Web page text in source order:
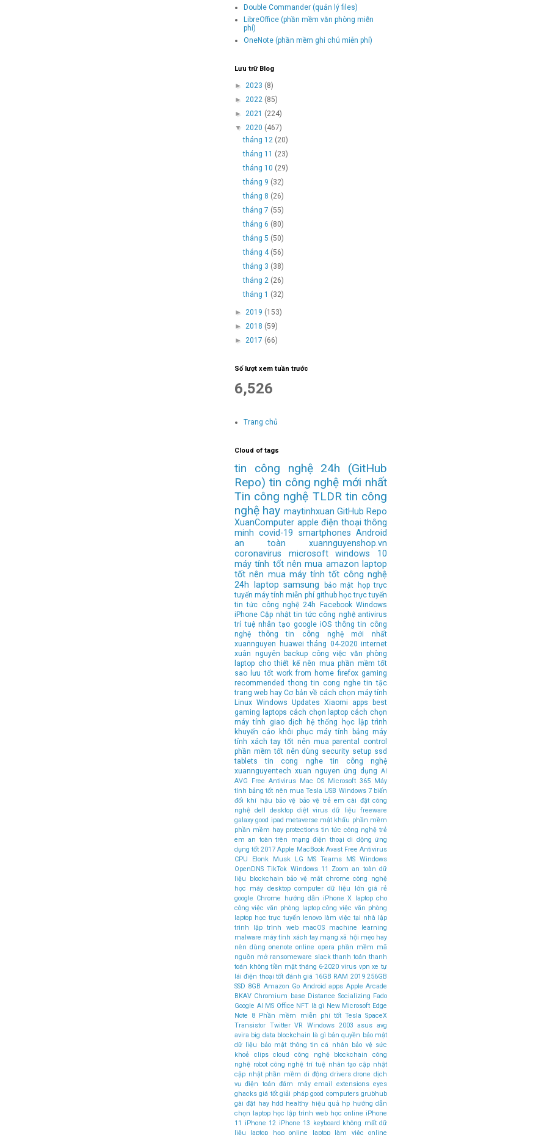
Double Commander (quản lý files)
LibreOffice (phần mềm văn phòng miễn
phí)
OneNote (phần mềm ghi chú miễn phí)
Lưu trữ Blog
► 2023 (8)
► 2022 (85)
► 2021 (224)
▼ 2020 (467)
tháng 12 (20)
tháng 11 (23)
tháng 10 (29)
tháng 9 (32)
tháng 8 (26)
tháng 7 (55)
tháng 6 (80)
tháng 5 (50)
tháng 4 (56)
tháng 3 (38)
tháng 2 (26)
tháng 1 (32)
► 2019 (153)
► 2018 (59)
► 2017 (66)
Số lượt xem tuần trước
6,526
Trang chủ
Cloud of tags
tin công nghệ 24h
(GitHub
Repo) tin công nghệ mới nhất
Tin công nghệ TLDR tin công
nghệ hay maytinhxuan GitHub Repo
XuanComputer apple điện thoại thông
minh covid-19 smartphones Android
an toàn
xuannguyenshop.vn
coronavirus
microsoft
windows 10
máy tính tốt nên mua amazon laptop
tốt nên mua máy tính tốt công nghệ
24h
laptop samsung bảo mật
họp trực
tuyến máy tính miễn phí github học trực tuyến
tin tức công nghệ 24h Facebook Windows
iPhone Cập nhật tin tức công nghệ antivirus
trí tuệ nhân tạo google iOS thông tin công
nghệ
thông tin công nghệ mới nhất
xuannguyen
huawei tháng 04-2020 internet
xuân nguyên
backup công việc văn phòng
laptop cho thiết kế nên mua phần mềm tốt
sao lưu tốt work from home firefox gaming
recommended thong tin cong nghe tin tặc
trang web hay Cơ bản về cách chọn máy tính
Linux Windows Updates Xiaomi apps
best
gaming laptops cách chọn laptop cách chọn
máy tính
giao dịch hệ thống
học lập trình
khuyến cáo
khôi phục máy tính bảng máy
tính xách tay tốt nên mua parental control
phần mềm tốt nên dùng security setup ssd
tablets
tin cong nghe
tin công nghệ
xuannguyentech xuan nguyen ứng dụng AI
AVG Free Antivirus Mac OS Microsoft 365 Máy
tính bảng tốt nên mua Tesla USB Windows 7 biến
đổi khí hậu bảo vệ bảo vệ trẻ em cài đặt công
nghệ dell desktop diệt virus dữ liệu
freeware
galaxy good ipad metaverse mật khẩu phần mềm
phần mềm hay protections tin tức công nghệ trẻ
em an toàn trên mạng điện thoại di dộng ứng
dụng tốt 2017 Apple MacBook Avast Free Antivirus
CPU
Elonk Musk LG MS Teams
MS Windows
OpenDNS TikTok Windows 11 Zoom an toàn dữ
liệu
blockchain bảo vệ mắt chrome công nghệ
học máy desktop computer dữ liệu lớn giá rẻ
google Chrome
hướng dẫn iPhone X laptop cho
công việc văn phòng laptop công việc văn phòng
laptop học trực tuyến lenovo làm việc tại nhà lập
trình
lập trình web macOS
machine learning
malware máy tính xách tay mạng xã hội mẹo hay
nên dùng onenote online opera phần mềm mã
nguồn mở ransomeware slack thanh toán thanh
toán không tiền mặt tháng 6-2020 virus vpn xe tự
lái điện thoại tốt đánh giá 16GB RAM 2019 256GB
SSD 8GB Amazon Go Android apps Apple Arcade
BKAV Chromium base Distance Socializing Fado
Google AI MS Office NFT là gì New Microsoft Edge
Note 8 Phần mềm miễn phí tốt Tesla SpaceX
Transistor Twitter VR Windows 2003 asus avg
avira big data blockchain là gì bản quyền bảo mật
dữ liệu
bảo mật thông tin cá nhân bảo vệ sức
khoẻ
clips cloud công nghệ blockchain
công
nghệ robot công nghệ trí tuệ nhân tạo cập nhật
cập nhật phần mềm di động drivers drone dịch
vụ điện toán đám mây email extensions eyes
ghacks giá tốt giải pháp good computers grubhub
gài đặt hay hdd healthy hiệu quả hp hướng dẫn
chọn laptop học lập trình web học online iPhone
11
iPhone 12 iPhone 13 keyboard không mất dữ
liệu
laptop họp online laptop làm việc online